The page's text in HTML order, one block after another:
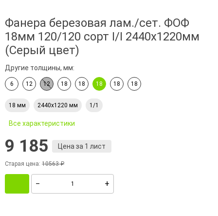
Фанера березовая лам./сет. ФОФ
18мм 120/120 сорт I/I 2440х1220мм
(Серый цвет)
Другие толщины, мм:
6 12 12 18 18 18 18 18
18 мм 2440х1220 мм 1/1
Все характеристики
9 185 Цена за 1 лист
Старая цена: 10563 ₽